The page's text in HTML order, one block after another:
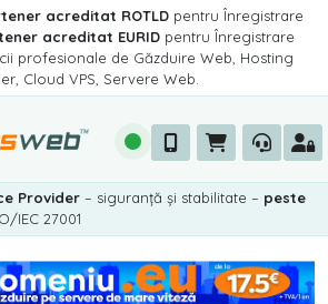
acreditat ROTLD pentru Înregistrare
acreditat EURIDpentru Înregistrare
profesionale de Găzduire Web, Hosting
Cloud VPS, Servere Web.
Provider – siguranță și stabilitate – peste
IEC 27001